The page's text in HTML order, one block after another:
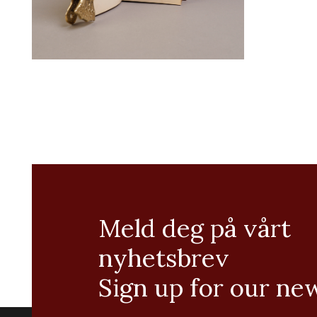
Meld deg på vårt
nyhetsbrev
Sign up for our